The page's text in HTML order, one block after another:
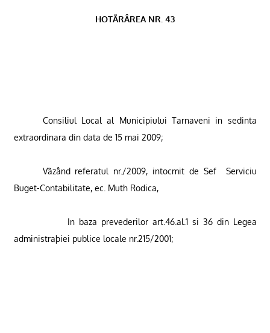
HOTÃRÂREA NR. 43
Consiliul Local al Municipiului Tarnaveni in sedinta
extraordinara din data de 15 mai 2009;
Vãzând referatul nr./2009, intocmit de Sef
Serviciu
Buget-Contabilitate, ec. Muth Rodica,
In baza prevederilor art.46.al.1 si 36 din Legea
administraþiei publice locale nr.215/2001;